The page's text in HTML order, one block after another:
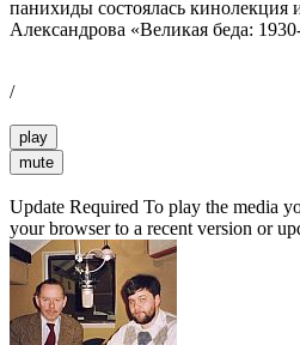
панихиды состоялась кинолекция
Александрова «Великая беда:
/
play
mute
Update Required To play the media
your browser to a recent version or